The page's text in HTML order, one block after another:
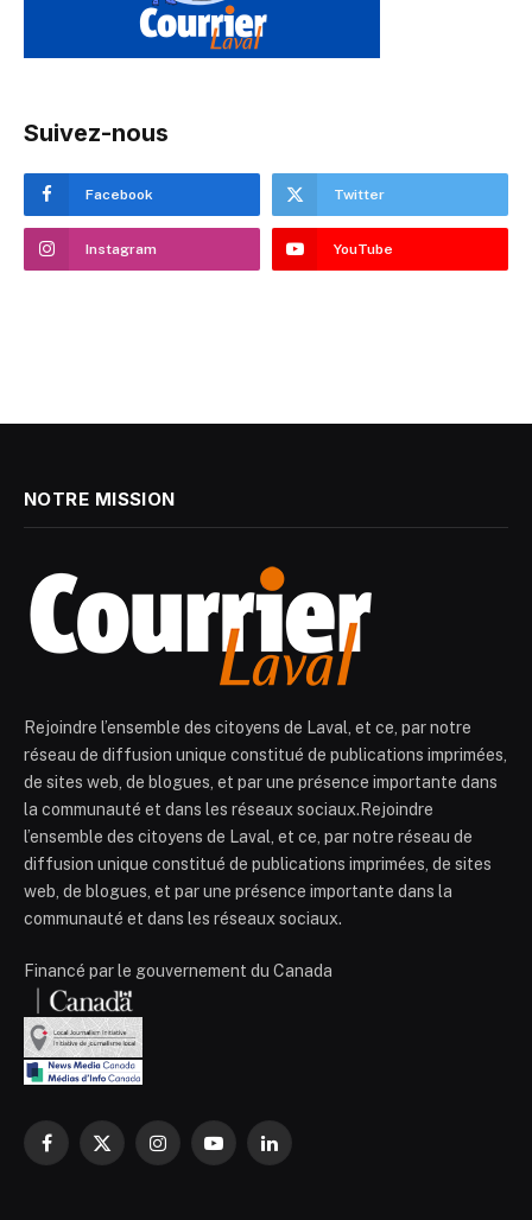
Suivez-nous
Facebook Twitter
Instagram YouTube
NOTRE MISSION
Rejoindre l’ensemble des citoyens de Laval, et ce, par notre
réseau de diffusion unique constitué de publications imprimées,
de sites web, de blogues, et par une présence importante dans
la communauté et dans les réseaux sociaux.Rejoindre
l’ensemble des citoyens de Laval, et ce, par notre réseau de
diffusion unique constitué de publications imprimées, de sites
web, de blogues, et par une présence importante dans la
communauté et dans les réseaux sociaux.
Financé par le gouvernement du Canada
Facebook
X
InstagramYouTubeLinkedIn